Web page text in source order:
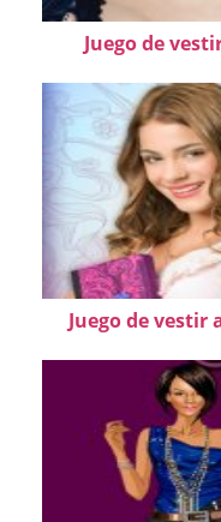
Juego de
Juego de vestir